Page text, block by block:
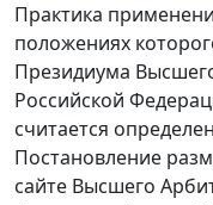
Практика
положениях
Президиума
Российской
считается
Постановление
сайте Высшего